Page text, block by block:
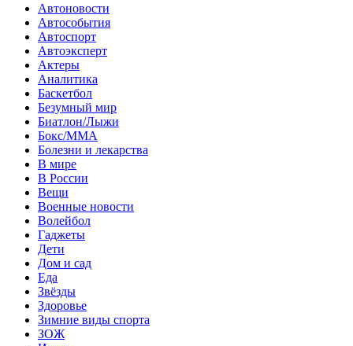
Автоновости
Автособытия
Автоспорт
Автоэксперт
Актеры
Аналитика
Баскетбол
Безумный мир
Биатлон/Лыжи
Бокс/MMA
Болезни и лекарства
В мире
В России
Вещи
Военные новости
Волейбол
Гаджеты
Дети
Дом и сад
Еда
Звёзды
Здоровье
Зимние виды спорта
ЗОЖ